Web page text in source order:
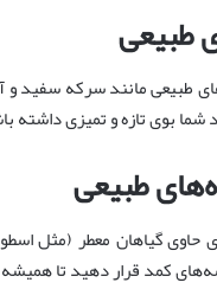
طبیعی
طبیعی مانند سرکه سفید و
بوی تازه و تمیزی داشته
طبیعی
حاوی گیاهان معطر (مثل
کمد قرار دهید تا